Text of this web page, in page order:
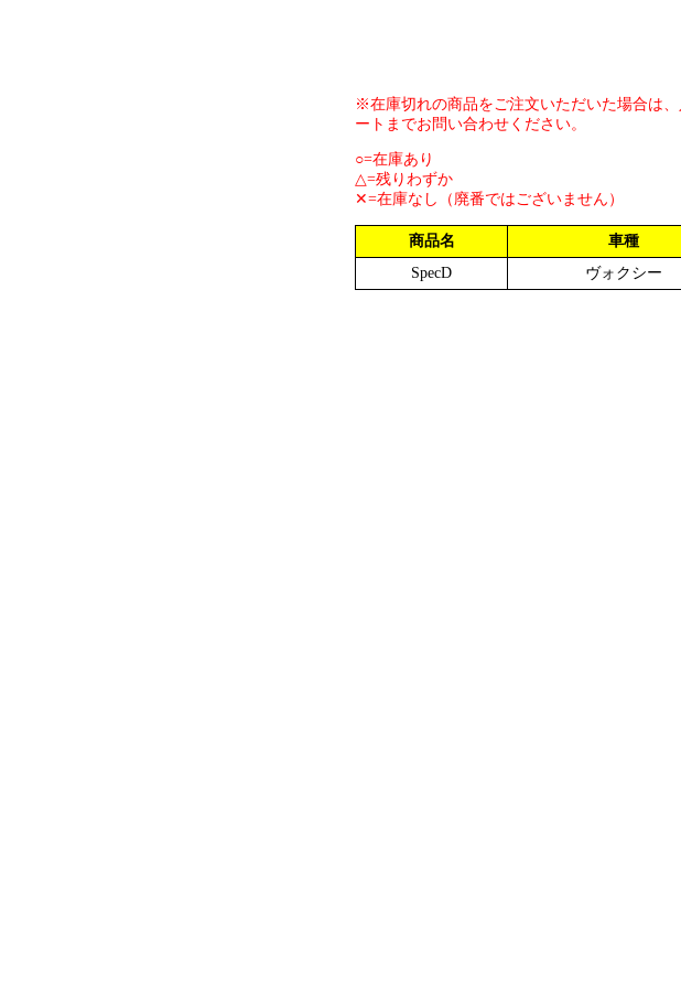
※在庫切れの商品をご注文いただいた場合は
ートまでお問い合わせください。
○=在庫あり
△=残りわずか
✕=在庫なし（廃番ではございません）
商品名 車種
SpecD
ヴォクシー